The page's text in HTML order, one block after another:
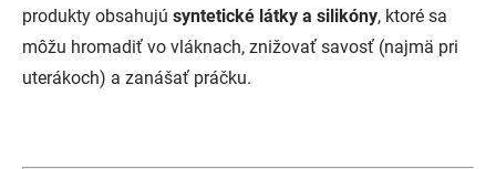
produkty obsahujú syntetické látky a silikóny, ktoré sa
môžu hromadiť vo vláknach, znižovať savosť (najmä pri
uterákoch) a zanášať práčku.